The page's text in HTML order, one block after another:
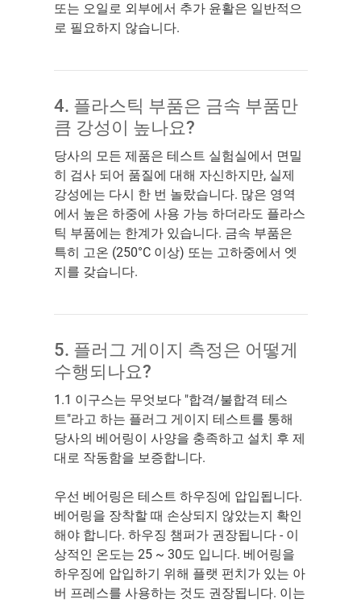
또는 오일로 외부에서 추가 윤활은 일반적으
로 필요하지 않습니다.
4. 플라스틱 부품은 금속 부품만
큼 강성이 높나요?
당사의 모든 제품은 테스트 실험실에서 면밀
히 검사 되어 품질에 대해 자신하지만, 실제
강성에는 다시 한 번 놀랐습니다. 많은 영역
에서 높은 하중에 사용 가능 하더라도 플라스
틱 부품에는 한계가 있습니다. 금속 부품은
특히 고온 (250°C 이상) 또는 고하중에서 엣
지를 갖습니다.
5. 플러그 게이지 측정은 어떻게
수행되나요?
1.1 이구스는 무엇보다 "합격/불합격 테스
트"라고 하는 플러그 게이지 테스트를 통해
당사의 베어링이 사양을 충족하고 설치 후 제
대로 작동함을 보증합니다.
우선 베어링은 테스트 하우징에 압입됩니다.
베어링을 장착할 때 손상되지 않았는지 확인
해야 합니다. 하우징 챔퍼가 권장됩니다 - 이
상적인 온도는 25 ~ 30도 입니다. 베어링을
하우징에 압입하기 위해 플랫 펀치가 있는 아
버 프레스를 사용하는 것도 권장됩니다. 이는